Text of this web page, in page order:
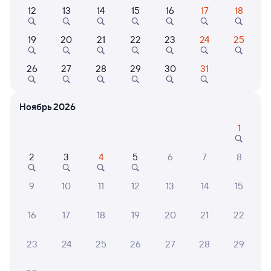
126Щ Проходящий 8,1
Сергиев Посад
из Москвы Ярославской
21:33 04:20
6 ч 47 м в пути
от 1 ⁠950 ⁠₽ 2 ⁠380 ⁠₽
Выберите дату
21:33 04:20
6 ч 47 м в пути
12 13 14 15 16 17 18
19 20 21 22 23 24 25
26 27 28 29 30 31
Ноябрь 2026
1
2 3 4 5 6 7 8
9 10 11 12 13 14 15
16 17 18 19 20 21 22
23 24 25 26 27 28 29